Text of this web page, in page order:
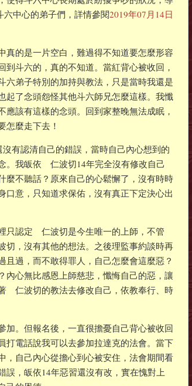
中心的弟子們，詳情參閱2019年07月14日
的是一片空白，難過得不知道要怎麼形容
斗六的，真的不知道。當紅背心被收回，
弟子特別的加持與教法，只是當時我還是
起了念頭怨怪其他斗六師兄怎麼這樣。我懺
該有這樣的念頭。回到家整晚無法成眠，
麼走下去！
有認清自己的錯誤，當時自己內心想到的
。我皈依 仁波切14年完全沒有修改自己
麼不聽話？原來自己的心鬆懈了，沒有時時
意，只知道求保佑，沒有真正下定決心出
只認定 仁波切是今生唯一的上師，不管
，沒有其他的想法。之後理監事約談時再
過，而不敢得罪人，自己怎麼會這麼惡？
心無比感恩上師慈悲，懺悔自己的惡，讓
仁波切的教法去修改自己，依教奉行、時
加。但報名後，一直很擔憂自己背心被收回
打電話說我可以去參加拉達克的法會。當下
，自己內心從擔心到心被安住，法會期間看
誤，皈依14年惡習還沒有改，實在愧對上